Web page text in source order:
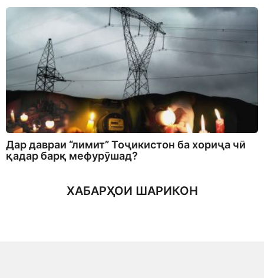
Дар давраи “лимит” Тоҷикистон ба хориҷа чӣ
қадар барқ мефурӯшад?
ХАБАРҲОИ ШАРИКОН